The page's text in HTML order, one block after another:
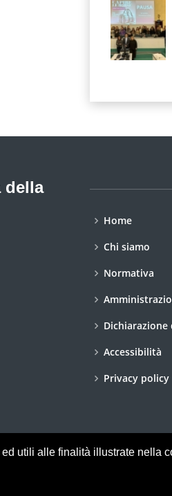
utili alle finalità illustrate nella
della
Home
Chi siamo
Normativa
Dichiarazione
Accessibilità
Privacy policy